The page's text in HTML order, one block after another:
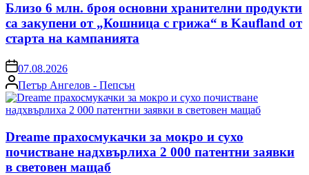
Близо 6 млн. броя основни хранителни продукти
са закупени от „Кошница с грижа“ в Kaufland от
старта на кампанията
on07.08.2026
Posted
by
Петър Ангелов - Пепсън
Dreame прахосмукачки за мокро и сухо
почистване надхвърлиха 2 000 патентни заявки
в световен мащаб